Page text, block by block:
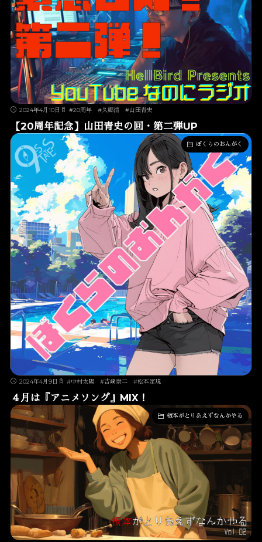
2024年4月10日 #20周年 #久郷清 #山田青史
【20周年記念】山田青史の回・第二弾UP
ぼくらのおんがく
2024年4月9日 #中村太陽 #吉﨑崇二 #松本定規
４月は『アニメソング』MIX！
板本がとりあえずなんかやる